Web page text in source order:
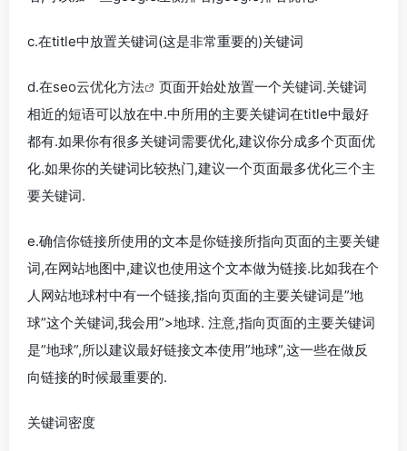
c.在title中放置关键词(这是非常重要的)关键词
d.在seo云优化方法
页面开始处放置一个关键词.关键词
相近的短语可以放在中.中所用的主要关键词在title中最好
都有.如果你有很多关键词需要优化,建议你分成多个页面优
化.如果你的关键词比较热门,建议一个页面最多优化三个主
要关键词.
e.确信你链接所使用的文本是你链接所指向页面的主要关键
词,在网站地图中,建议也使用这个文本做为链接.比如我在个
人网站地球村中有一个链接,指向页面的主要关键词是”地
球”这个关键词,我会用”>地球. 注意,指向页面的主要关键词
是”地球”,所以建议最好链接文本使用”地球”,这一些在做反
向链接的时候最重要的.
关键词密度